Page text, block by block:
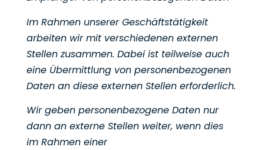
Im Rahmen unserer Geschäftstätigkeit
arbeiten wir mit verschiedenen externen
Stellen zusammen. Dabei ist teilweise auch
eine Übermittlung von personenbezogenen
Daten an diese externen Stellen erforderlich.
Wir geben personenbezogene Daten nur
dann an externe Stellen weiter, wenn dies
im Rahmen einer